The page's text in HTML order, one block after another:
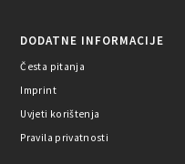
DODATNE INFORMACIJE
Česta pitanja
Imprint
Uvjeti korištenja
Pravila privatnosti